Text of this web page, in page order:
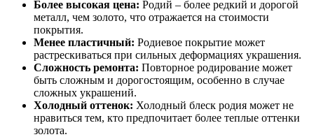
Более высокая цена: Родий – более редкий и дорогой
металл, чем золото, что отражается на стоимости
покрытия.
Менее пластичный: Родиевое покрытие может
растрескиваться при сильных деформациях украшения.
Сложность ремонта: Повторное родирование может
быть сложным и дорогостоящим, особенно в случае
сложных украшений.
Холодный оттенок: Холодный блеск родия может не
нравиться тем, кто предпочитает более теплые оттенки
золота.